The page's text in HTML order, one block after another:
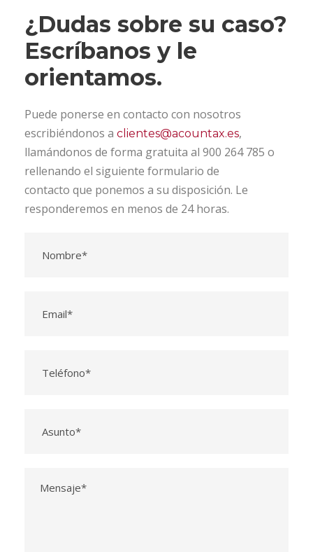
¿Dudas sobre su caso?
Escríbanos y le
orientamos.
Puede ponerse en contacto con nosotros
escribiéndonos a clientes@acountax.es,
llamándonos de forma gratuita al 900 264 785 o
rellenando el siguiente formulario de
contacto que ponemos a su disposición. Le
responderemos en menos de 24 horas.